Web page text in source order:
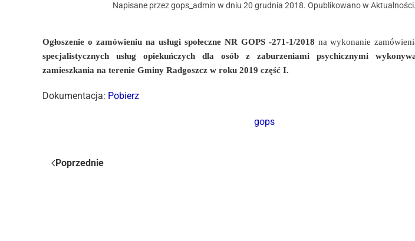
Napisane przezgops_admin w dniu20 grudnia 2018. Opublikowano wAktualności.
Ogłoszenie o zamówieniu na usługi społeczne NR GOPS -271-1/2018 na wykonanie
specjalistycznych usług opiekuńczych dla osób z zaburzeniami psychicznymi
zamieszkania na terenie Gminy Radgoszcz w roku 2019 część I.
Dokumentacja: Pobierz
gops
Poprzednie